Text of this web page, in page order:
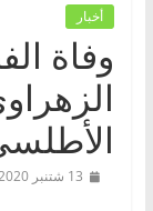
أخبار
وفاة
13 شتنبر 2020